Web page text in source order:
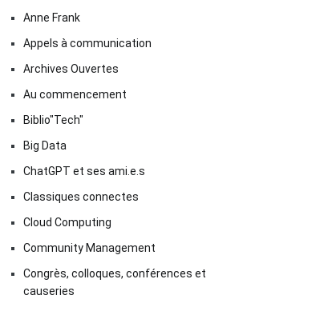
Anne Frank
Appels à communication
Archives Ouvertes
Au commencement
Biblio"Tech"
Big Data
ChatGPT et ses ami.e.s
Classiques connectes
Cloud Computing
Community Management
Congrès, colloques, conférences et
causeries